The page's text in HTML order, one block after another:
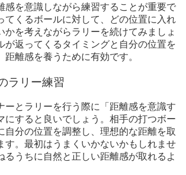
感を意識しながら練習することが重要で
てくるボールに対して、どの位置に入れ
かを考えながらラリーを続けてみましょ
が返ってくるタイミングと自分の位置を
距離感を養うために有効です。
ラリー練習
ーとラリーを行う際に「距離感を意識す
にすると良いでしょう。相手の打つボー
自分の位置を調整し、理想的な距離を取
す。最初はうまくいかないかもしれませ
るうちに自然と正しい距離感が取れるよ